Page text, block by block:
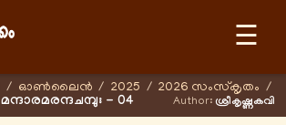
☰
/ ഓണ്‍ലൈന്‍ / 2025 / 2026 സംസ്കൃതം /
മന്ദാരമരന്ദചമ്പുഃ - 04 Author: ശ്രീകൃഷ്ണകവി